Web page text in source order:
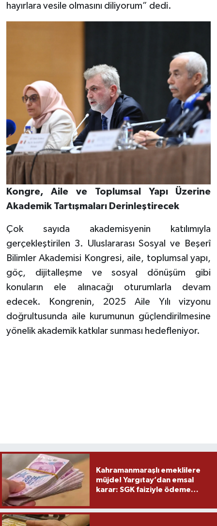
hayırlara vesile olmasını diliyorum” dedi.
Kongre, Aile ve Toplumsal Yapı Üzerine
Akademik Tartışmaları Derinleştirecek
Çok sayıda akademisyenin katılımıyla
gerçekleştirilen 3. Uluslararası Sosyal ve Beşerî
Bilimler Akademisi Kongresi, aile, toplumsal yapı,
göç, dijitalleşme ve sosyal dönüşüm gibi
konuların ele alınacağı oturumlarla devam
edecek. Kongrenin, 2025 Aile Yılı vizyonu
doğrultusunda aile kurumunun güçlendirilmesine
yönelik akademik katkılar sunması hedefleniyor.
Kahramanmaraşlı emeklilere
müjde! Yargıtay’dan emsal
karar: SGK faiziyle ödeme